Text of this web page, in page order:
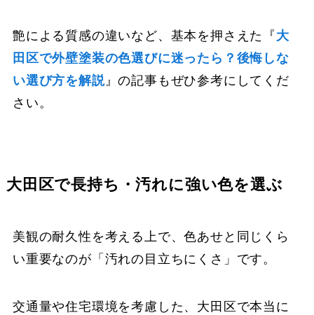
艶による質感の違いなど、基本を押さえた『 大
田区で外壁塗装の色選びに迷ったら？後悔しな
い選び方を解説』の記事もぜひ参考にしてくだ
さい。
大田区で長持ち・汚れに強い色を選ぶ
美観の耐久性を考える上で、色あせと同じくら
い重要なのが「汚れの目立ちにくさ」です。
交通量や住宅環境を考慮した、大田区で本当に